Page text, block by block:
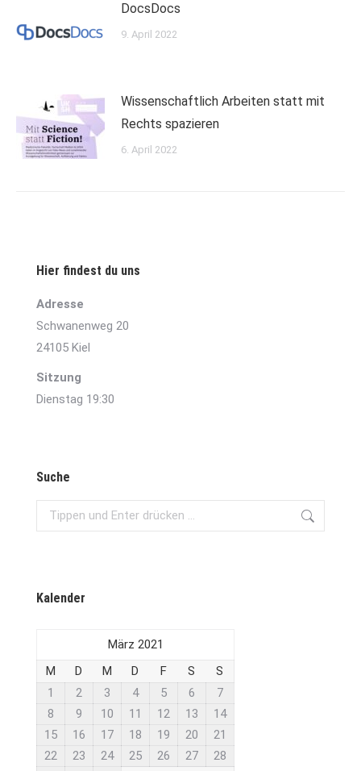
DocsDocs
9. April 2022
Wissenschaftlich Arbeiten statt mit
Rechts spazieren
6. April 2022
Hier findest du uns
Adresse
Schwanenweg 20
24105 Kiel
Sitzung
Dienstag 19:30
Suche
Search:
Kalender
März 2021
M
D M D F S
S
1
2 3 4 5 6
7
8
9 10 11 12 13
14
15
16 17 18 19 20
21
22
23 24 25 26 27
28